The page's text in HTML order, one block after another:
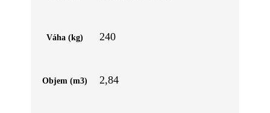
Váha (kg) 240
Objem (m3) 2,84